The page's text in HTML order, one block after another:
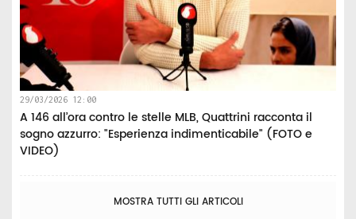
29/03/2026 12:00
A 146 all’ora contro le stelle MLB, Quattrini racconta il
sogno azzurro: "Esperienza indimenticabile" (FOTO e
VIDEO)
MOSTRA TUTTI GLI ARTICOLI